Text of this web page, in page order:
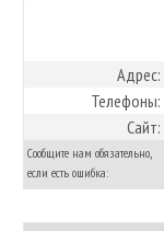
Адрес:
Телефоны:
Сайт:
Сообщите нам обязательно,
если есть ошибка: